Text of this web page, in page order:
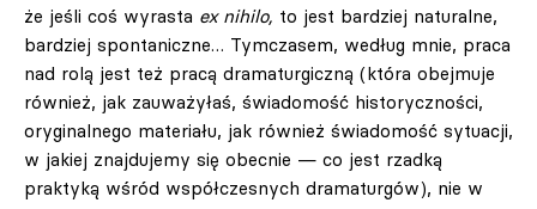
że jeśli coś wyrasta ex nihilo, to jest bardziej naturalne,
bardziej spontaniczne… Tymczasem, według mnie, praca
nad rolą jest też pracą dramaturgiczną (która obejmuje
również, jak zauważyłaś, świadomość historyczności,
oryginalnego materiału, jak również świadomość sytuacji,
w jakiej znajdujemy się obecnie — co jest rzadką
praktyką wśród współczesnych dramaturgów), nie w